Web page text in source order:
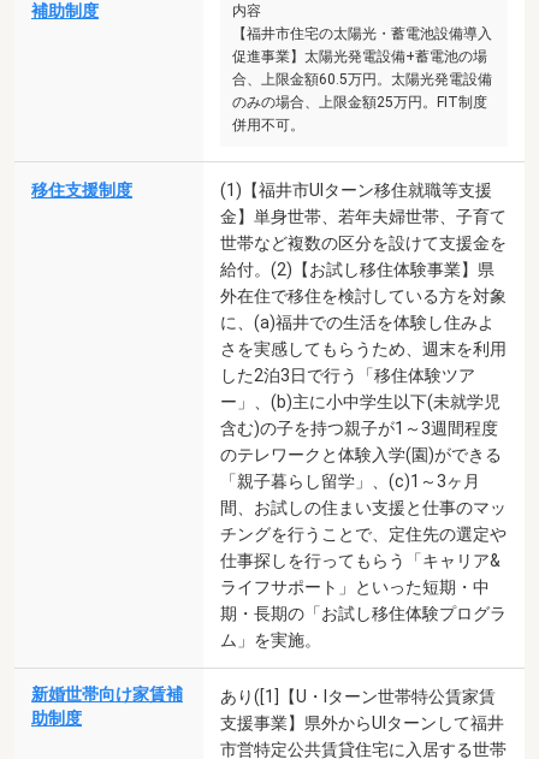
補助制度
内容
【福井市住宅の太陽光・蓄電池設備導入
促進事業】太陽光発電設備+蓄電池の場
合、上限金額60.5万円。太陽光発電設備
のみの場合、上限金額25万円。FIT制度
併用不可。
移住支援制度
(1)【福井市UIターン移住就職等支援
金】単身世帯、若年夫婦世帯、子育て
世帯など複数の区分を設けて支援金を
給付。(2)【お試し移住体験事業】県
外在住で移住を検討している方を対象
に、(a)福井での生活を体験し住みよ
さを実感してもらうため、週末を利用
した2泊3日で行う「移住体験ツア
ー」、(b)主に小中学生以下(未就学児
含む)の子を持つ親子が1～3週間程度
のテレワークと体験入学(園)ができる
「親子暮らし留学」、(c)1～3ヶ月
間、お試しの住まい支援と仕事のマッ
チングを行うことで、定住先の選定や
仕事探しを行ってもらう「キャリア&
ライフサポート」といった短期・中
期・長期の「お試し移住体験プログラ
ム」を実施。
新婚世帯向け家賃補
助制度
あり([1]【U・Iターン世帯特公賃家賃
支援事業】県外からUIターンして福井
市営特定公共賃貸住宅に入居する世帯